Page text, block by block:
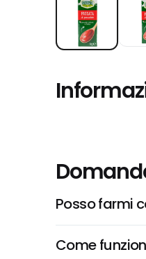
Posso farmi
Come